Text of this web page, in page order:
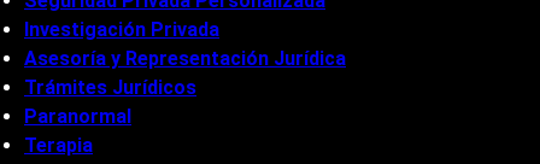
Investigación Privada
Asesoría y Representación Jurídica
Trámites Jurídicos
Paranormal
Terapia